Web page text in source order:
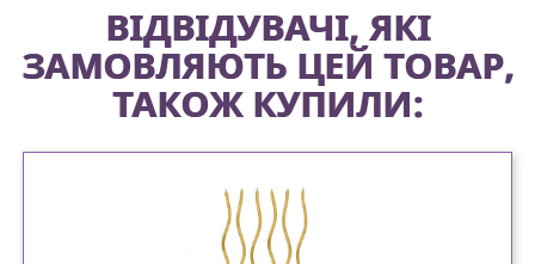
ВІДВІДУВАЧІ, ЯКІ
ЗАМОВЛЯЮТЬ ЦЕЙ ТОВАР,
ТАКОЖ КУПИЛИ: